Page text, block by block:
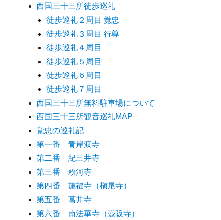
西国三十三所徒歩巡礼
徒歩巡礼２周目 覚忠
徒歩巡礼３周目 行尊
徒歩巡礼４周目
徒歩巡礼５周目
徒歩巡礼６周目
徒歩巡礼７周目
西国三十三所無料駐車場について
西国三十三所観音巡礼MAP
覚忠の巡礼記
第一番 青岸渡寺
第二番 紀三井寺
第三番 粉河寺
第四番 施福寺（槇尾寺）
第五番 葛井寺
第六番 南法華寺（壺阪寺）